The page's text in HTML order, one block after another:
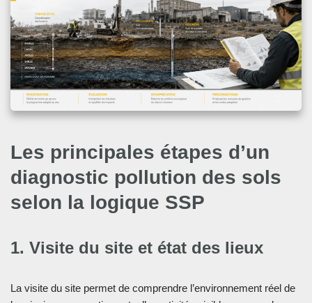
Les principales étapes d’un
diagnostic pollution des sols
selon la logique SSP
1. Visite du site et état des lieux
La visite du site permet de comprendre l’environnement réel de